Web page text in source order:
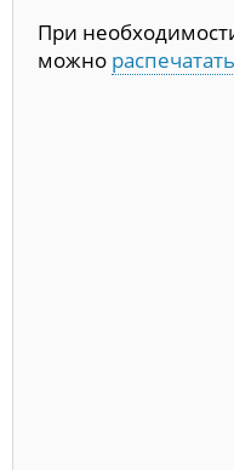
При
можно распечатать